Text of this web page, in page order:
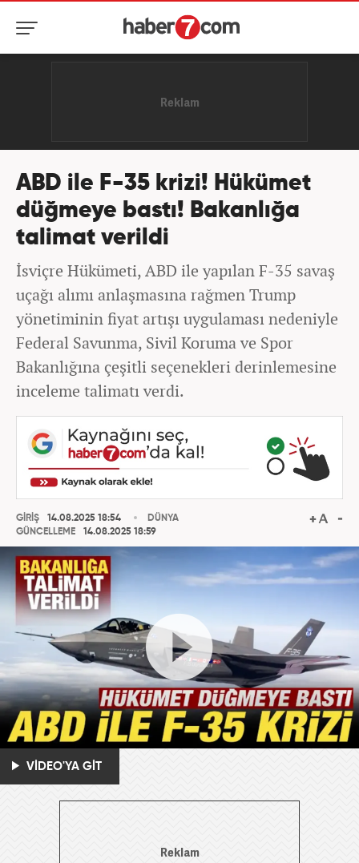
ABD ile F-35 krizi! Hükümet
düğmeye bastı! Bakanlığa
talimat verildi
İsviçre Hükümeti, ABD ile yapılan F-35 savaş
uçağı alımı anlaşmasına rağmen Trump
yönetiminin fiyat artışı uygulaması nedeniyle
Federal Savunma, Sivil Koruma ve Spor
Bakanlığına çeşitli seçenekleri derinlemesine
inceleme talimatı verdi.
GİRİŞ
14.08.2025 18:54
GÜNCELLEME
14.08.2025 18:59
DÜNYA
VİDEO'YA GİT